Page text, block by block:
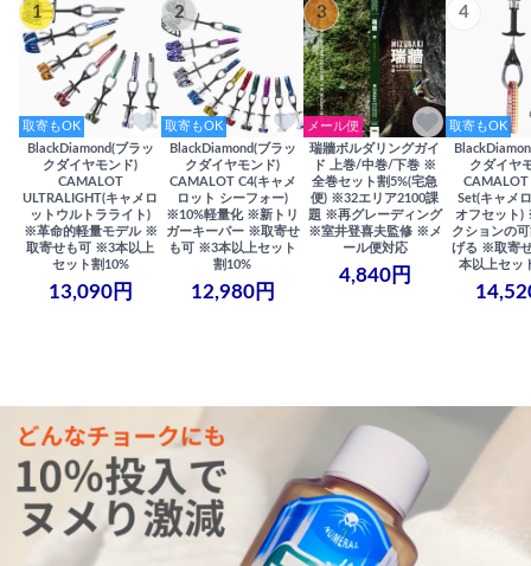
1
取寄もOK
BlackDiamond(ブラッ
クダイヤモンド)
CAMALOT
ULTRALIGHT(キャメロ
ットウルトラライト)
※革命的軽量モデル ※
取寄せも可 ※3本以上
セット割10%
13,090円
2
取寄もOK
BlackDiamond(ブラッ
クダイヤモンド)
CAMALOT C4(キャメ
ロット シーフォー)
※10%軽量化 ※新トリ
ガーキーパー ※取寄せ
も可 ※3本以上セット
割10%
12,980円
3
メール便
瑞牆ボルダリングガイ
ド 上巻/中巻/下巻 ※
全巻セット割5%(宅急
便) ※32エリア2100課
題 ※再グレーディング
※室井登喜夫監修 ※メ
ール便対応
4,840円
4
取寄もOK
クダイヤ
Set(キャメ
オフセット)
クションの
げる ※取寄
本以上セッ